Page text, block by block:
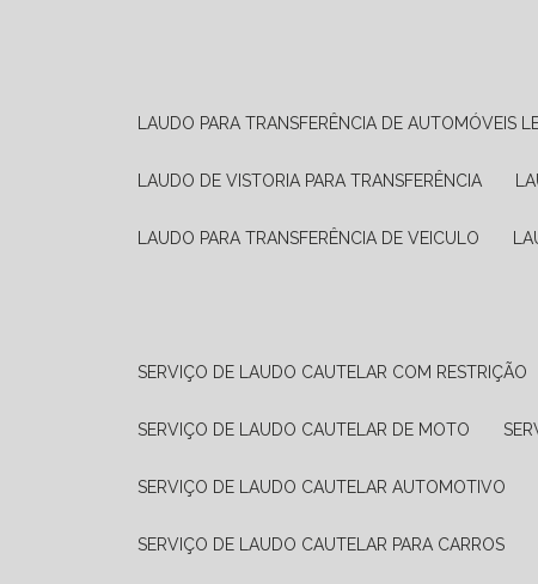
LAUDO PARA TRANSFERÊNCIA DE AUTOMÓVEIS
LAUDO DE VISTORIA PARA TRANSFERÊNCIA
LAUDO PARA TRANSFERÊNCIA DE VEICULO
SERVIÇO DE LAUDO CAUTELAR COM RESTRIÇÃO
SERVIÇO DE LAUDO CAUTELAR DE MOTO
SERVIÇO DE LAUDO CAUTELAR AUTOMOTIVO
SERVIÇO DE LAUDO CAUTELAR PARA CARROS